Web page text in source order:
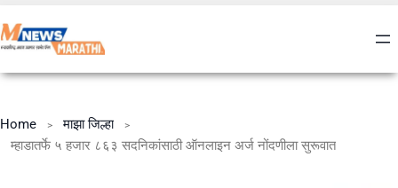
Home
माझा जिल्हा
म्हाडातर्फे ५ हजार ८६३ सदनिकांसाठी ऑनलाइन अर्ज नोंदणीला सुरूवात